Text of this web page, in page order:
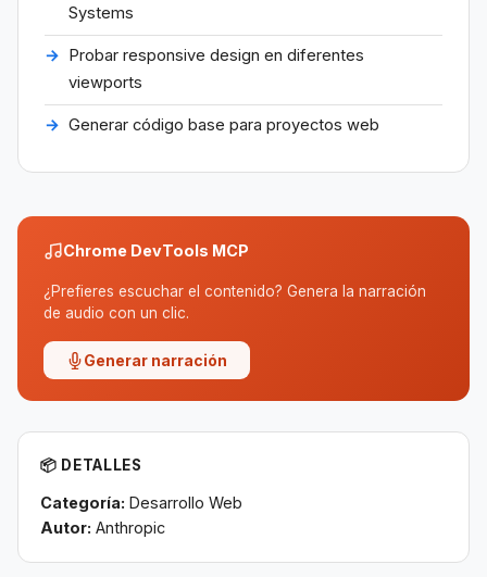
Systems
Probar responsive design en diferentes
viewports
Generar código base para proyectos web
Chrome DevTools MCP
¿Prefieres escuchar el contenido? Genera la narración
de audio con un clic.
Generar narración
📦 DETALLES
Categoría: Desarrollo Web
Autor: Anthropic